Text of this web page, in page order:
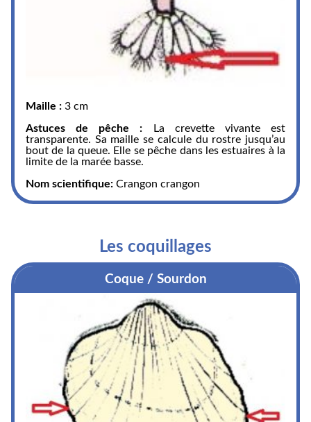
Maille : 3 cm
Astuces de pêche : La crevette vivante est
transparente. Sa maille se calcule du rostre jusqu’au
bout de la queue. Elle se pêche dans les estuaires à la
limite de la marée basse.
Nom scientifique: Crangon crangon
Les coquillages
Coque / Sourdon